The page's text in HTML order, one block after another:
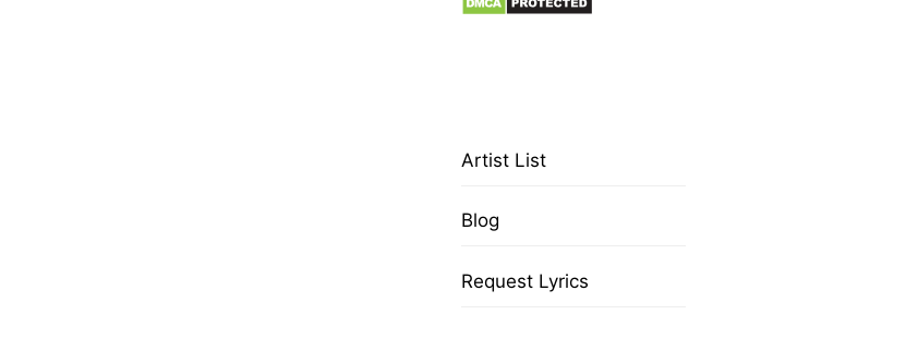
Artist List
Blog
Request Lyrics